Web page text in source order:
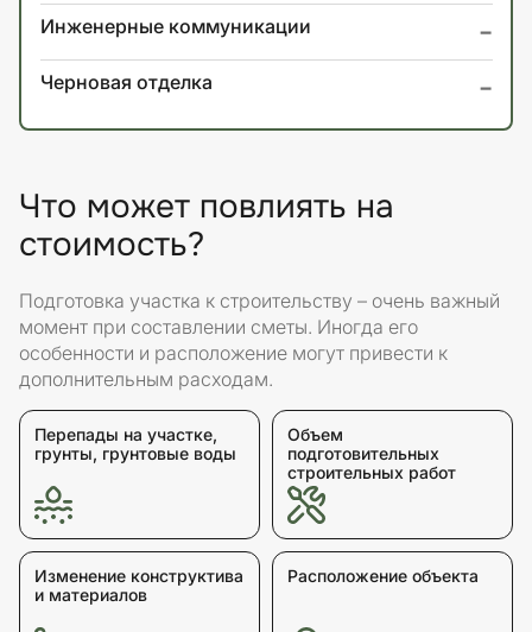
Инженерные коммуникации -
Черновая отделка -
Что может повлиять на
стоимость?
Подготовка участка к строительству – очень важный
момент при составлении сметы. Иногда его
особенности и расположение могут привести к
дополнительным расходам.
Перепады на участке,
грунты, грунтовые воды
Объем
подготовительных
строительных работ
Изменение конструктива
и материалов
Расположение объекта